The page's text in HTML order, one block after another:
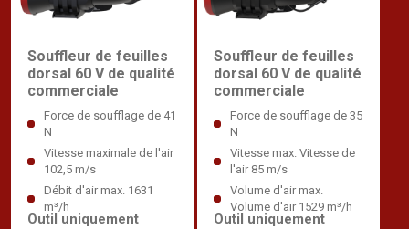
Souffleur de feuilles
dorsal 60 V de qualité
commerciale
Force de soufflage de 41
N
Vitesse maximale de l'air
102,5 m/s
Débit d'air max. 1631
m³/h
Outil uniquement
Souffleur de feuilles
dorsal 60 V de qualité
commerciale
Force de soufflage de 35
N
Vitesse max. Vitesse de
l'air 85 m/s
Volume d'air max.
Volume d'air 1529 m³/h
Outil uniquement